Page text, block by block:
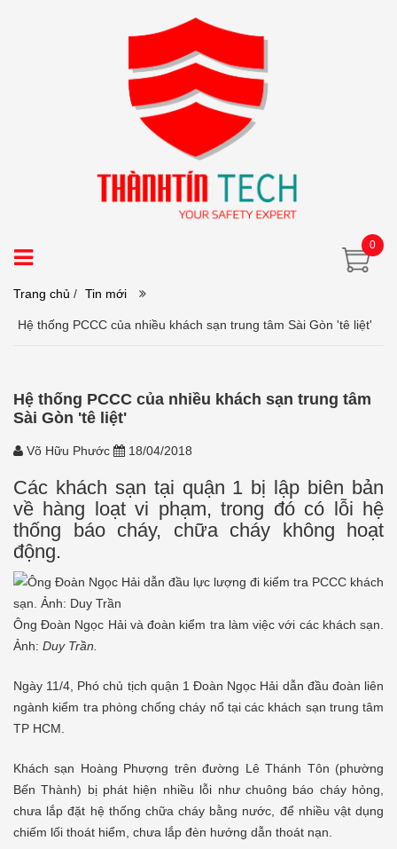
0
Trang chủ / Tin mới
Hệ thống PCCC của nhiều khách sạn trung tâm Sài Gòn 'tê liệt'
Hệ thống PCCC của nhiều khách sạn trung tâm
Sài Gòn 'tê liệt'
Võ Hữu Phước 18/04/2018
Các khách sạn tại quận 1 bị lập biên bản
về hàng loạt vi phạm, trong đó có lỗi hệ
thống báo cháy, chữa cháy không hoạt
động.
Ông Đoàn Ngọc Hải và đoàn kiểm tra làm việc với các khách sạn.
Ảnh: Duy Trần.
Ngày 11/4, Phó chủ tịch quận 1 Đoàn Ngọc Hải dẫn đầu đoàn liên
ngành kiểm tra phòng chống cháy nổ tại các khách sạn trung tâm
TP HCM.
Khách sạn Hoàng Phượng trên đường Lê Thánh Tôn (phường
Bến Thành) bị phát hiện nhiều lỗi như chuông báo cháy hỏng,
chưa lắp đặt hệ thống chữa cháy bằng nước, để nhiều vật dụng
chiếm lối thoát hiểm, chưa lắp đèn hướng dẫn thoát nạn.